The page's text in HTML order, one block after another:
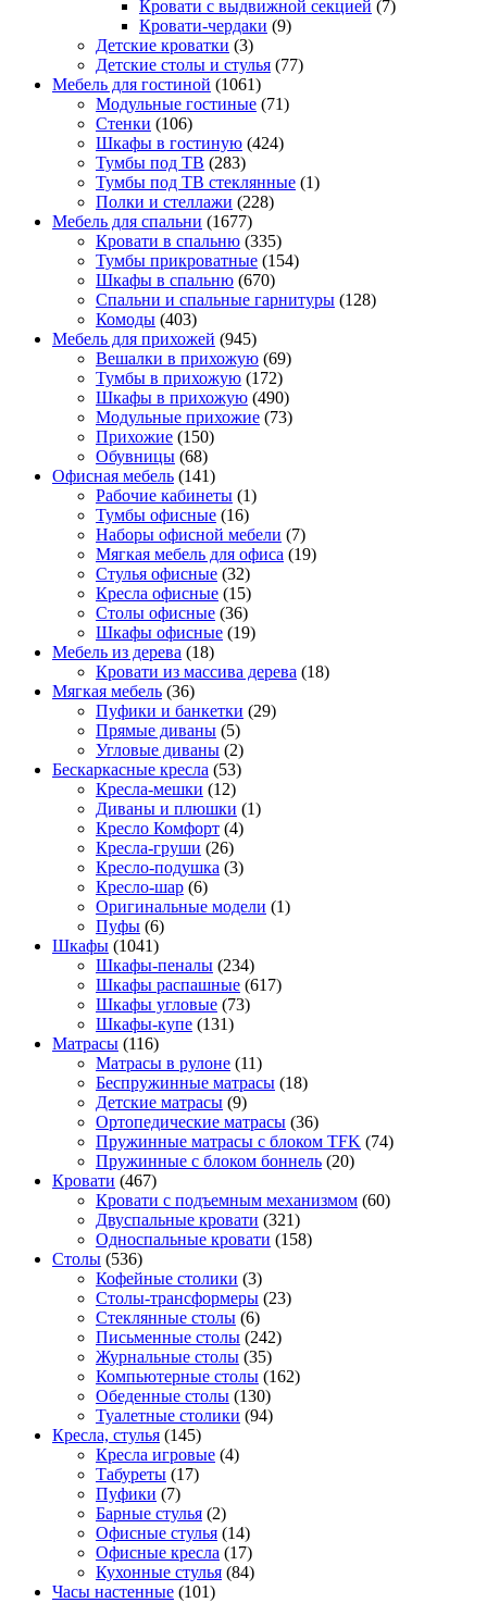
Кровати с выдвижной секцией (7)
Кровати-чердаки (9)
Детские кроватки (3)
Детские столы и стулья (77)
Мебель для гостиной (1061)
Модульные гостиные (71)
Стенки (106)
Шкафы в гостиную (424)
Тумбы под ТВ (283)
Тумбы под ТВ стеклянные (1)
Полки и стеллажи (228)
Мебель для спальни (1677)
Кровати в спальню (335)
Тумбы прикроватные (154)
Шкафы в спальню (670)
Спальни и спальные гарнитуры (128)
Комоды (403)
Мебель для прихожей (945)
Вешалки в прихожую (69)
Тумбы в прихожую (172)
Шкафы в прихожую (490)
Модульные прихожие (73)
Прихожие (150)
Обувницы (68)
Офисная мебель (141)
Рабочие кабинеты (1)
Тумбы офисные (16)
Наборы офисной мебели (7)
Мягкая мебель для офиса (19)
Стулья офисные (32)
Кресла офисные (15)
Столы офисные (36)
Шкафы офисные (19)
Мебель из дерева (18)
Кровати из массива дерева (18)
Мягкая мебель (36)
Пуфики и банкетки (29)
Прямые диваны (5)
Угловые диваны (2)
Бескаркасные кресла (53)
Кресла-мешки (12)
Диваны и плюшки (1)
Кресло Комфорт (4)
Кресла-груши (26)
Кресло-подушка (3)
Кресло-шар (6)
Оригинальные модели (1)
Пуфы (6)
Шкафы (1041)
Шкафы-пеналы (234)
Шкафы распашные (617)
Шкафы угловые (73)
Шкафы-купе (131)
Матрасы (116)
Матрасы в рулоне (11)
Беспружинные матрасы (18)
Детские матрасы (9)
Ортопедические матрасы (36)
Пружинные матрасы с блоком TFK (74)
Пружинные с блоком боннель (20)
Кровати (467)
Кровати с подъемным механизмом (60)
Двуспальные кровати (321)
Односпальные кровати (158)
Столы (536)
Кофейные столики (3)
Столы-трансформеры (23)
Стеклянные столы (6)
Письменные столы (242)
Журнальные столы (35)
Компьютерные столы (162)
Обеденные столы (130)
Туалетные столики (94)
Кресла, стулья (145)
Кресла игровые (4)
Табуреты (17)
Пуфики (7)
Барные стулья (2)
Офисные стулья (14)
Офисные кресла (17)
Кухонные стулья (84)
Часы настенные (101)